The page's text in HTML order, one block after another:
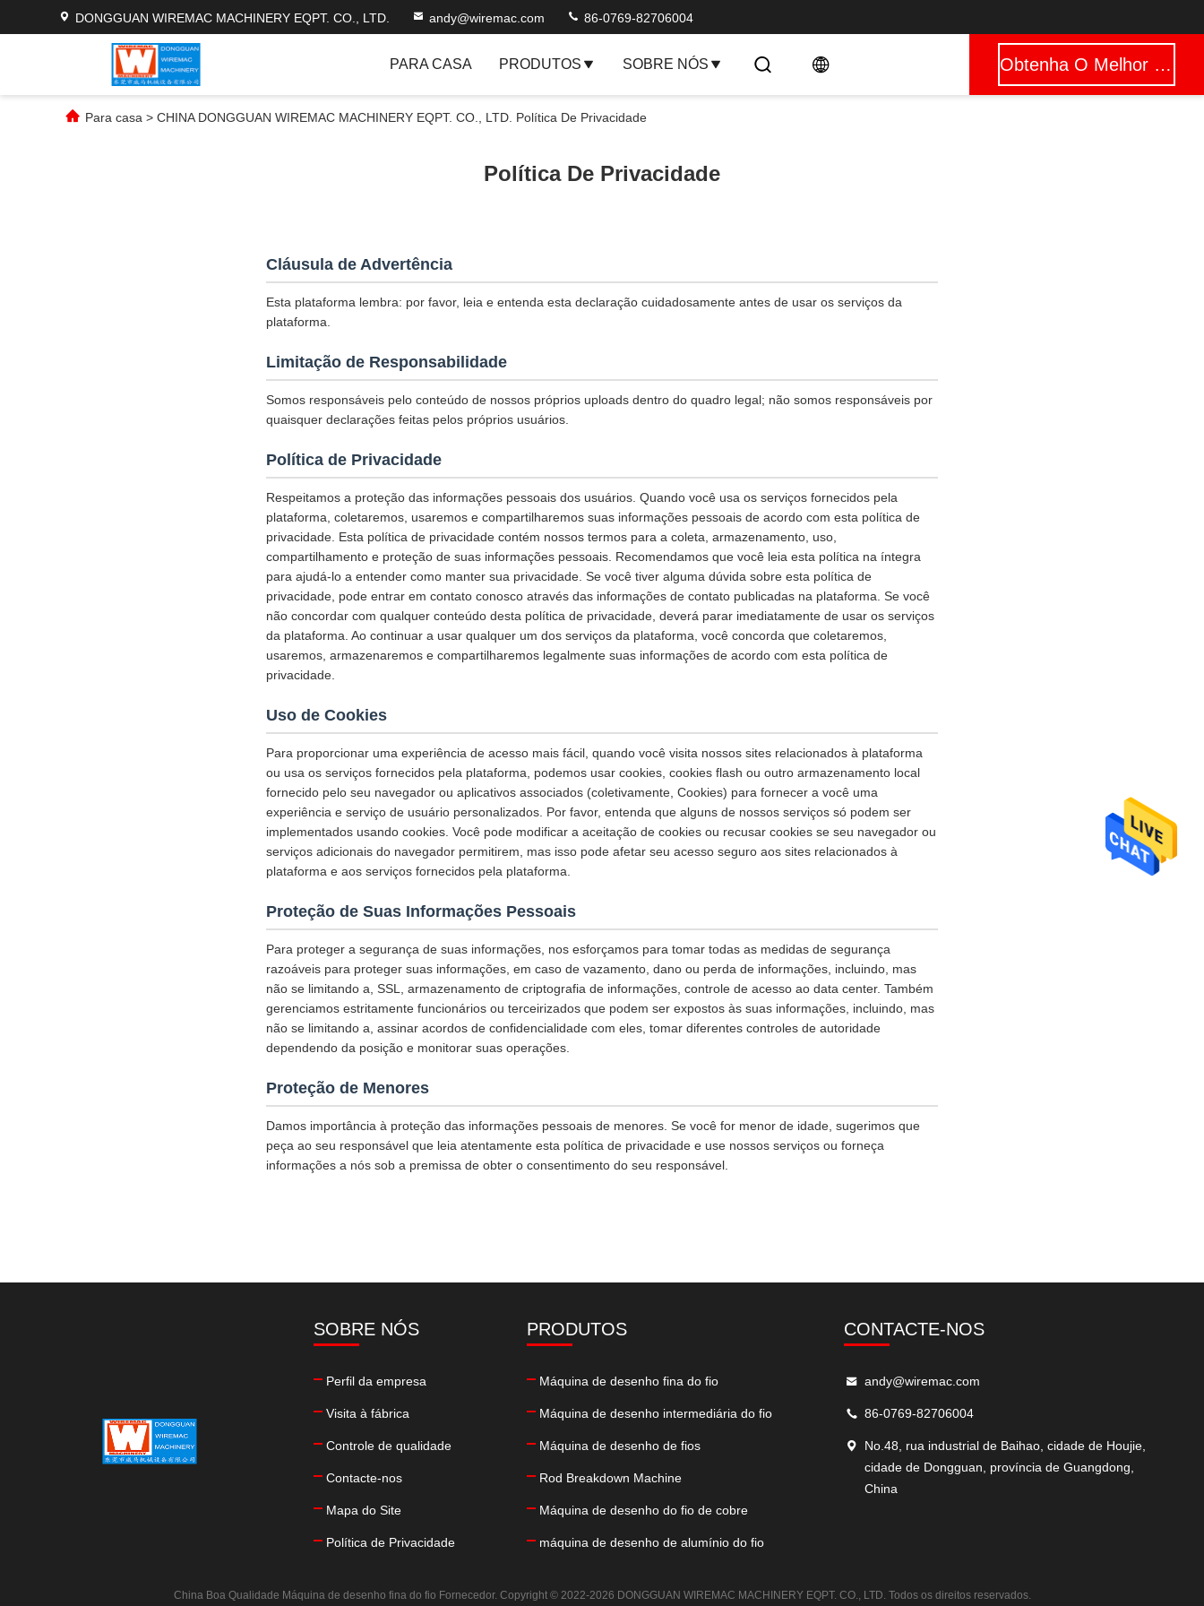
DONGGUAN WIREMAC MACHINERY EQPT. CO., LTD. andy@wiremac.com 86-0769-82706004
PARA CASA PRODUTOS SOBRE NÓS Obtenha O Melhor Preço
Para casa > CHINA DONGGUAN WIREMAC MACHINERY EQPT. CO., LTD. Política De Privacidade
Política De Privacidade
Cláusula de Advertência
Esta plataforma lembra: por favor, leia e entenda esta declaração cuidadosamente antes de usar os serviços da
plataforma.
Limitação de Responsabilidade
Somos responsáveis pelo conteúdo de nossos próprios uploads dentro do quadro legal; não somos responsáveis por
quaisquer declarações feitas pelos próprios usuários.
Política de Privacidade
Respeitamos a proteção das informações pessoais dos usuários. Quando você usa os serviços fornecidos pela
plataforma, coletaremos, usaremos e compartilharemos suas informações pessoais de acordo com esta política de
privacidade. Esta política de privacidade contém nossos termos para a coleta, armazenamento, uso,
compartilhamento e proteção de suas informações pessoais. Recomendamos que você leia esta política na íntegra
para ajudá-lo a entender como manter sua privacidade. Se você tiver alguma dúvida sobre esta política de
privacidade, pode entrar em contato conosco através das informações de contato publicadas na plataforma. Se você
não concordar com qualquer conteúdo desta política de privacidade, deverá parar imediatamente de usar os serviços
da plataforma. Ao continuar a usar qualquer um dos serviços da plataforma, você concorda que coletaremos,
usaremos, armazenaremos e compartilharemos legalmente suas informações de acordo com esta política de
privacidade.
Uso de Cookies
Para proporcionar uma experiência de acesso mais fácil, quando você visita nossos sites relacionados à plataforma
ou usa os serviços fornecidos pela plataforma, podemos usar cookies, cookies flash ou outro armazenamento local
fornecido pelo seu navegador ou aplicativos associados (coletivamente, Cookies) para fornecer a você uma
experiência e serviço de usuário personalizados. Por favor, entenda que alguns de nossos serviços só podem ser
implementados usando cookies. Você pode modificar a aceitação de cookies ou recusar cookies se seu navegador ou
serviços adicionais do navegador permitirem, mas isso pode afetar seu acesso seguro aos sites relacionados à
plataforma e aos serviços fornecidos pela plataforma.
Proteção de Suas Informações Pessoais
Para proteger a segurança de suas informações, nos esforçamos para tomar todas as medidas de segurança
razoáveis para proteger suas informações, em caso de vazamento, dano ou perda de informações, incluindo, mas
não se limitando a, SSL, armazenamento de criptografia de informações, controle de acesso ao data center. Também
gerenciamos estritamente funcionários ou terceirizados que podem ser expostos às suas informações, incluindo, mas
não se limitando a, assinar acordos de confidencialidade com eles, tomar diferentes controles de autoridade
dependendo da posição e monitorar suas operações.
Proteção de Menores
Damos importância à proteção das informações pessoais de menores. Se você for menor de idade, sugerimos que
peça ao seu responsável que leia atentamente esta política de privacidade e use nossos serviços ou forneça
informações a nós sob a premissa de obter o consentimento do seu responsável.
SOBRE NÓS
Perfil da empresa
Visita à fábrica
Controle de qualidade
Contacte-nos
Mapa do Site
Política de Privacidade
PRODUTOS
Máquina de desenho fina do fio
Máquina de desenho intermediária do fio
Máquina de desenho de fios
Rod Breakdown Machine
Máquina de desenho do fio de cobre
máquina de desenho de alumínio do fio
CONTACTE-NOS
andy@wiremac.com
86-0769-82706004
No.48, rua industrial de Baihao, cidade de Houjie,
cidade de Dongguan, província de Guangdong,
China
China Boa Qualidade Máquina de desenho fina do fio Fornecedor. Copyright © 2022-2026 DONGGUAN WIREMAC MACHINERY EQPT. CO., LTD. Todos os direitos reservados.